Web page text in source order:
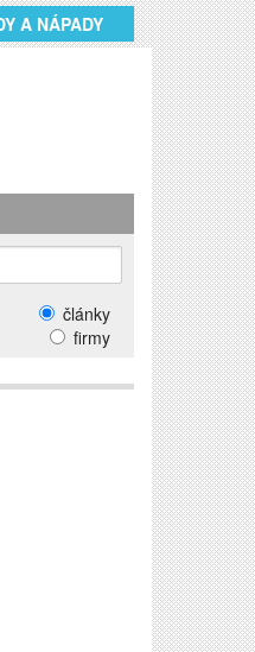
A NÁPADY
články
firmy